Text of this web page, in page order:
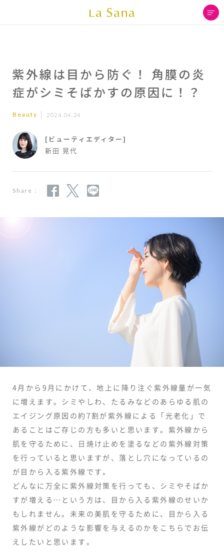
紫外線は目から防ぐ！ 角膜の炎
症がシミそばかすの原因に！？
Beauty 2024.04.24
[ビューティエディター]
新田 晃代
Share：
4月から9月にかけて、地上に降り注ぐ紫外線量が一気
に増えます。シミやしわ、たるみなどのあらゆる肌の
エイジング原因の約7割が紫外線による「光老化」で
あることはご存じの方も多いと思います。紫外線から
肌を守るために、日焼け止めを塗るなどの紫外線対策
を行っていると思いますが、落とし穴になっているの
が目から入る紫外線です。
どんなに万全に紫外線対策を行っても、シミやそばか
すが増える…という方は、目から入る紫外線のせいか
もしれません。未来の美肌を守るために、目から入る
紫外線がどのような影響を与えるのかをこちらでお伝
えしたいと思います。